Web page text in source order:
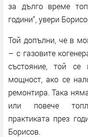
за дълго време
години“, увери
Той допълни, че в
– с газовите
състояние, той се
мощност, ако се
ремонтира. Така
или повече
практиката през
Борисов.